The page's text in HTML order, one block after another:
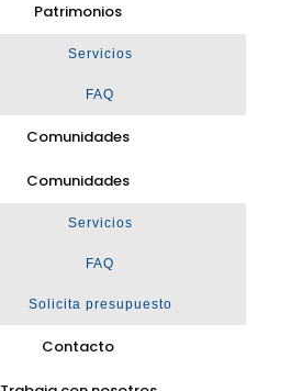
Patrimonios
Servicios
FAQ
Comunidades
Comunidades
Servicios
FAQ
Solicita presupuesto
Contacto